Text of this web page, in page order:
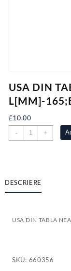
USA DIN
L[MM]-
£10.00
-
Cantitate
USA
L[MM]-
+
DESCRIERE
USA DIN TABLA
SKU: 660356